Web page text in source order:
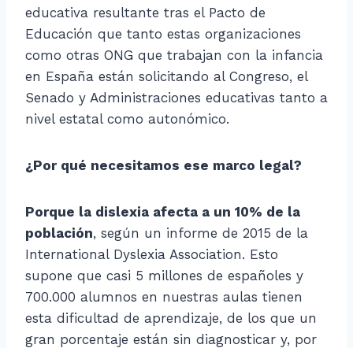
educativa resultante tras el Pacto de
Educación que tanto estas organizaciones
como otras ONG que trabajan con la infancia
en España están solicitando al Congreso, el
Senado y Administraciones educativas tanto a
nivel estatal como autonómico.
¿Por qué necesitamos ese marco legal?
Porque la dislexia afecta a un 10% de la
población, según un informe de 2015 de la
International Dyslexia Association. Esto
supone que casi 5 millones de españoles y
700.000 alumnos en nuestras aulas tienen
esta dificultad de aprendizaje, de los que un
gran porcentaje están sin diagnosticar y, por